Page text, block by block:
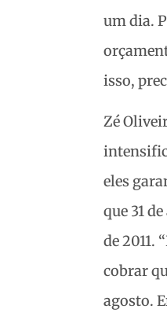
um dia.
isso,
Zé
eles
que 31
de 2011.
cobrar
agosto.